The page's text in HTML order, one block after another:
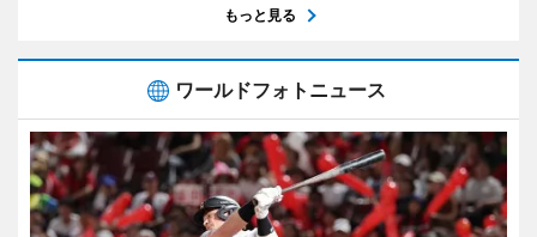
もっと見る
ワールドフォトニュース